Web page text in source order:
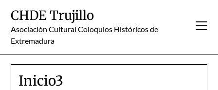
content
CHDE Trujillo
Asociación Cultural Coloquios Históricos de
Extremadura
Inicio3